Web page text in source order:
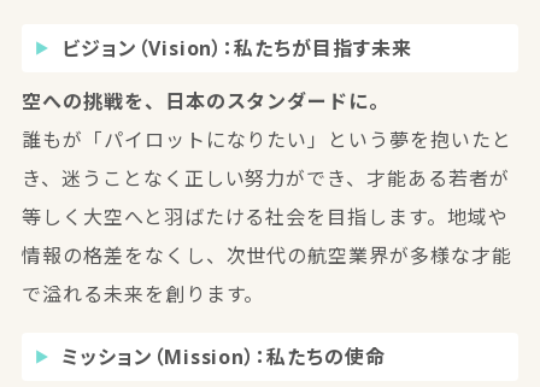
ビジョン（Vision）：私たちが目指す未来
空への挑戦を、日本のスタンダードに。
誰もが「パイロットになりたい」という夢を抱いたと
き、迷うことなく正しい努力ができ、才能ある若者が
等しく大空へと羽ばたける社会を目指します。地域や
情報の格差をなくし、次世代の航空業界が多様な才能
で溢れる未来を創ります。
ミッション（Mission）：私たちの使命